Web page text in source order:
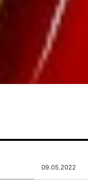
09.05.2022